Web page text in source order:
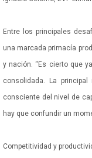
Entre los principales
una marcada primacía
y nación. “Es cierto que
consolidada. La
consciente del nivel de
hay que confundir un
Competitividad y